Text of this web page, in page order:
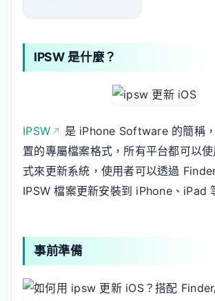
IPSW 是什麼？
IPSW
是 iPhone Software 的簡稱
置的專屬檔案格式，所有平台都可以
式來更新系統，使用者可以透過
IPSW 檔案更新安裝到 iPhone、iPad
事前準備